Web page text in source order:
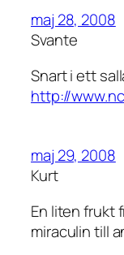
maj 28, 2008
Svante
Snart i ett
http://
maj 29, 2008
Kurt
En liten frukt
miraculin till